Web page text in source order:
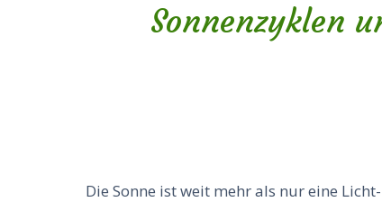
Sonnenzyklen
Die Sonne ist weit mehr als nur eine